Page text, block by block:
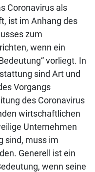
Coronavirus als
ist im Anhang des
zum
wenn ein
vorliegt. In
sind Art und
Vorgangs
des Coronavirus
wirtschaftlichen
Unternehmen
sind, muss im
Generell ist ein
wenn seine